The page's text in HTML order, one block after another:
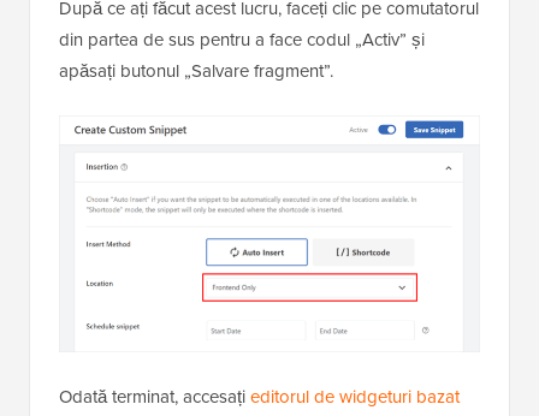
Acum, derulați în jos la secțiunea Inserare și asigurați-
vă că metoda de inserare este „Inserare automată”.
Locație.
După ce ați făcut acest lucru, faceți clic pe comutatorul
apăsați butonul „Salvare fragment”.